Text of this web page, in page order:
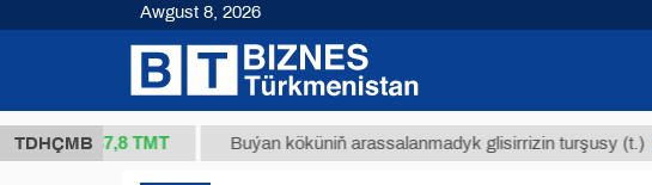
TDHÇMB
37,8 ТМТ Buýan köküniň arassalanmadyk glisirrizin turşusy (t.)
Awgust 8, 2026